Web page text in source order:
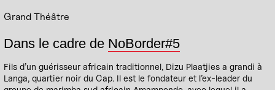
Grand Théâtre
Dans le cadre de NoBorder#5
Fils d’un guérisseur africain traditionnel, Dizu Plaatjies a grandi à
Langa, quartier noir du Cap. Il est le fondateur et l’ex-leader du